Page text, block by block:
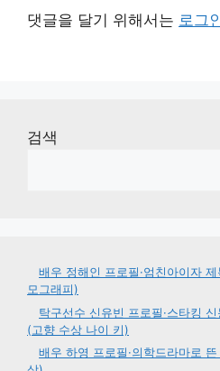
댓글을 달기 위해서는 로그
검색
배우 정해인 프로필·엄친아이자
모그래피)
탁구선수 신유빈 프로필·스타킹
(고향 수상 나이 키)
배우 하영 프로필·의학드라마로